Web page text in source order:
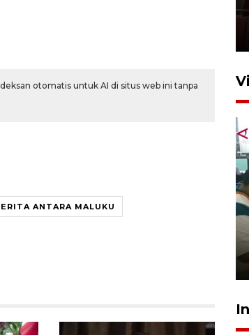
otomatis untuk AI di situs web ini tanpa
ANTARA MALUKU
Ambon ajak semua pihak buka